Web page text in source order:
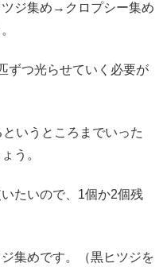
ジ集め→クロプシー集め
ずつ光らせていく必要が
いうところまでいった
う。
たいので、1個か2個残
集めです。（黒ヒツジを